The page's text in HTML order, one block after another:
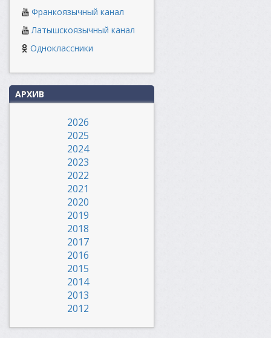
Франкоязычный канал
Латышскоязычный канал
Одноклассники
АРХИВ
2026
2025
2024
2023
2022
2021
2020
2019
2018
2017
2016
2015
2014
2013
2012